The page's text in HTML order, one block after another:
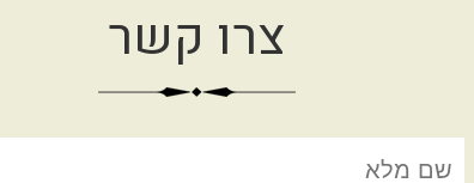
צרו קשר